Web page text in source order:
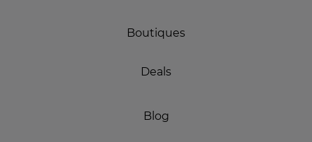
Boutiques
Deals
Blog